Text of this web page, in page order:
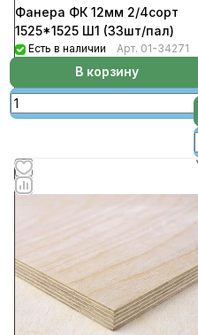
Фанера ФК 12мм 2/4сорт
1525*1525 Ш1 (33шт/пал)
Есть в наличии Арт. 01-34271
В корзину